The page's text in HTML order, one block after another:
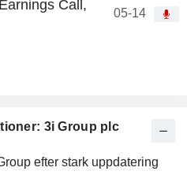
Call,
05-14
3i Group plc
efter stark uppdatering